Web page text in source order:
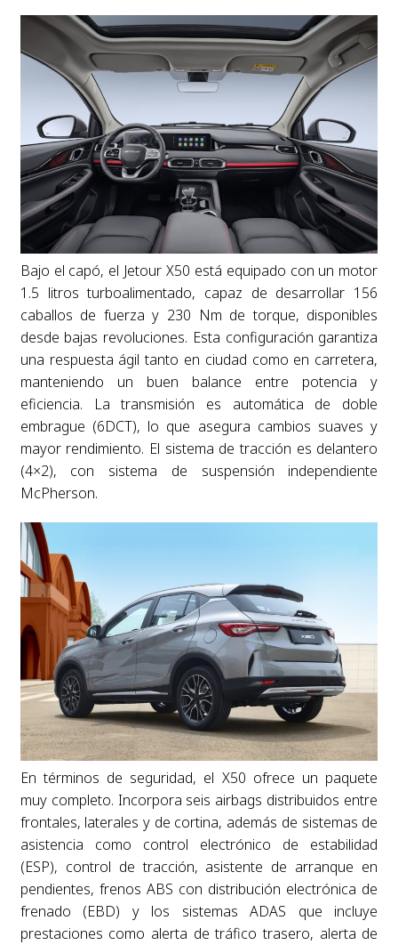
Bajo el capó, el Jetour X50 está equipado con un motor
1.5 litros turboalimentado, capaz de desarrollar 156
caballos de fuerza y 230 Nm de torque, disponibles
desde bajas revoluciones. Esta configuración garantiza
una respuesta ágil tanto en ciudad como en carretera,
manteniendo un buen balance entre potencia y
eficiencia. La transmisión es automática de doble
embrague (6DCT), lo que asegura cambios suaves y
mayor rendimiento. El sistema de tracción es delantero
(4×2), con sistema de suspensión independiente
McPherson.
En términos de seguridad, el X50 ofrece un paquete
muy completo. Incorpora seis airbags distribuidos entre
frontales, laterales y de cortina, además de sistemas de
asistencia como control electrónico de estabilidad
(ESP), control de tracción, asistente de arranque en
pendientes, frenos ABS con distribución electrónica de
frenado (EBD) y los sistemas ADAS que incluye
prestaciones como alerta de tráfico trasero, alerta de